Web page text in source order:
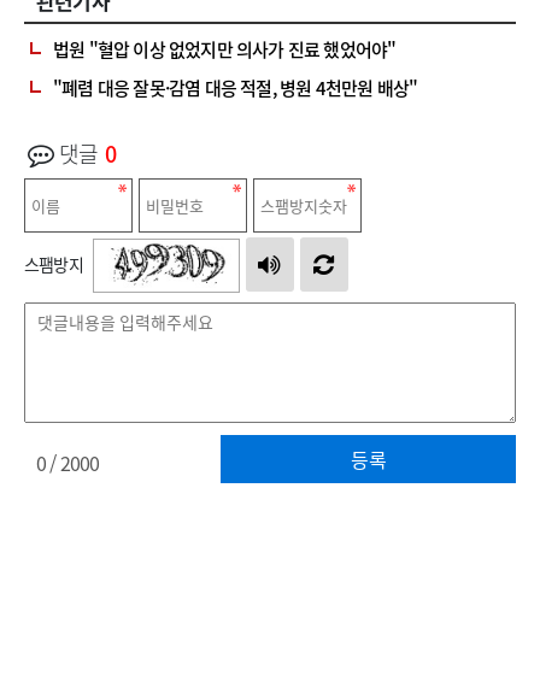
법원 "혈압 이상 없었지만 의사가 진료 했었어야"
"폐렴 대응 잘못·감염 대응 적절, 병원 4천만원 배상"
댓글 0
스팸방지
등록
0/ 2000